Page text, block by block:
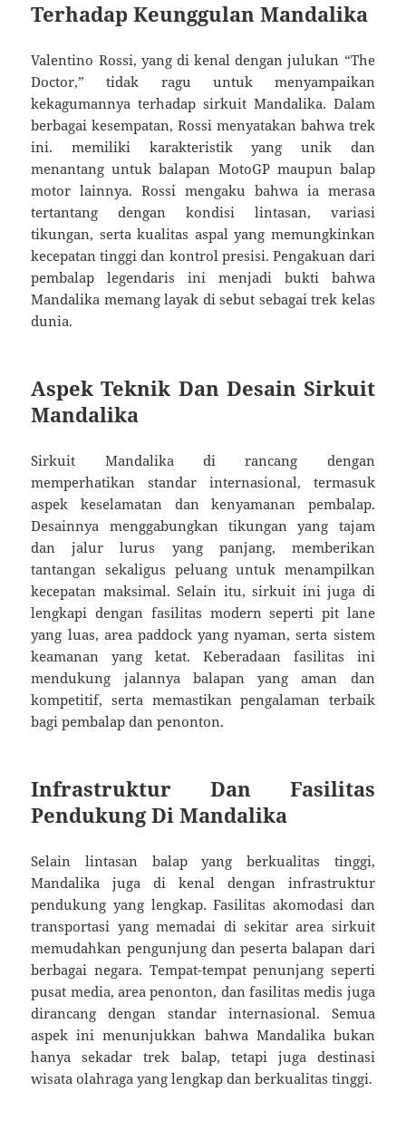
Terhadap Keunggulan Mandalika
Valentino Rossi, yang di kenal dengan julukan “The
Doctor,” tidak ragu untuk menyampaikan
kekagumannya terhadap sirkuit Mandalika. Dalam
berbagai kesempatan, Rossi menyatakan bahwa trek
ini. memiliki karakteristik yang unik dan
menantang untuk balapan MotoGP maupun balap
motor lainnya. Rossi mengaku bahwa ia merasa
tertantang dengan kondisi lintasan, variasi
tikungan, serta kualitas aspal yang memungkinkan
kecepatan tinggi dan kontrol presisi. Pengakuan dari
pembalap legendaris ini menjadi bukti bahwa
Mandalika memang layak di sebut sebagai trek kelas
dunia.
Aspek Teknik Dan Desain Sirkuit
Mandalika
Sirkuit Mandalika di rancang dengan
memperhatikan standar internasional, termasuk
aspek keselamatan dan kenyamanan pembalap.
Desainnya menggabungkan tikungan yang tajam
dan jalur lurus yang panjang, memberikan
tantangan sekaligus peluang untuk menampilkan
kecepatan maksimal. Selain itu, sirkuit ini juga di
lengkapi dengan fasilitas modern seperti pit lane
yang luas, area paddock yang nyaman, serta sistem
keamanan yang ketat. Keberadaan fasilitas ini
mendukung jalannya balapan yang aman dan
kompetitif, serta memastikan pengalaman terbaik
bagi pembalap dan penonton.
Infrastruktur Dan Fasilitas
Pendukung Di Mandalika
Selain lintasan balap yang berkualitas tinggi,
Mandalika juga di kenal dengan infrastruktur
pendukung yang lengkap. Fasilitas akomodasi dan
transportasi yang memadai di sekitar area sirkuit
memudahkan pengunjung dan peserta balapan dari
berbagai negara. Tempat-tempat penunjang seperti
pusat media, area penonton, dan fasilitas medis juga
dirancang dengan standar internasional. Semua
aspek ini menunjukkan bahwa Mandalika bukan
hanya sekadar trek balap, tetapi juga destinasi
wisata olahraga yang lengkap dan berkualitas tinggi.